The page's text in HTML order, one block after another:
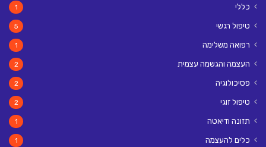
כללי 1
טיפול רגשי 5
רפואה משלימה 1
העצמה והגשמה עצמית 2
פסיכולוגיה 2
טיפול זוגי 2
תזונה ודיאטה 1
כלים להעצמה 1